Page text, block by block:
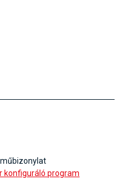
konfiguráló program